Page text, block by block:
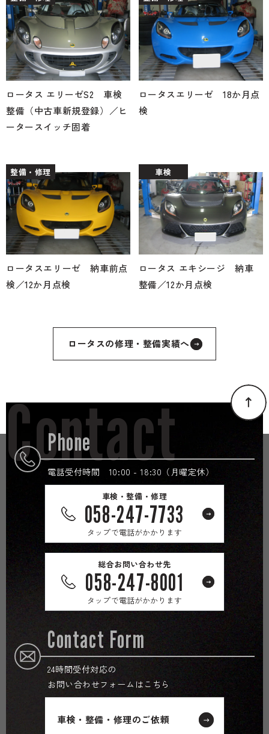
ロータス エリーゼS2 車検
整備（中古車新規登録）／ヒ
ータースイッチ固着
ロータスエリーゼ 18か月点
検
ロータスエリーゼ 納車前点
検／12か月点検
整備・修理
ロータス エキシージ 納車
整備／12か月点検
車検
ロータスの修理・整備実績へ
Phone
電話受付時間 10:00 - 18:30（月曜定休）
車検・整備・修理
058-247-7733
タップで電話がかかります
総合お問い合わせ先
058-247-8001
タップで電話がかかります
Contact Form
24時間受付対応の
お問い合わせフォームはこちら
車検・整備・修理のご依頼
Contact